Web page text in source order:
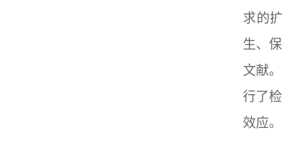
求的
生、
文献
行了
效应